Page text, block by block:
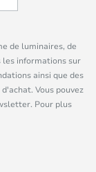
de luminaires, de
les informations sur
ainsi que des
Vous pouvez
Pour plus